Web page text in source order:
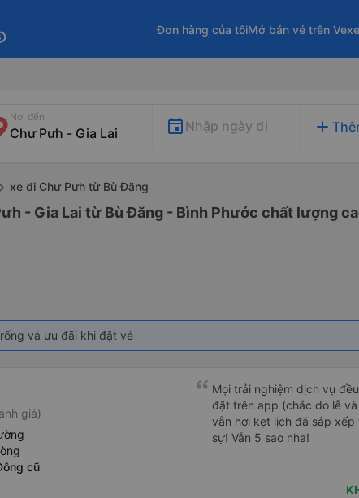
Đơn hàng của tôiMở bán vé trên
Nơi đến
Nhập ngày đi add
xe đi Chư Pưh từ Bù Đăng
- Gia Lai từ Bù Đăng - Bình Phước chất lượng
và ưu đãi khi đặt vé
giá)
cũ
Mọi trải nghiệm dịch vụ
đặt trên app (chắc do lễ
vẫn hơi kẹt lịch đã sắp
sự! Vẫn 5 sao nha!